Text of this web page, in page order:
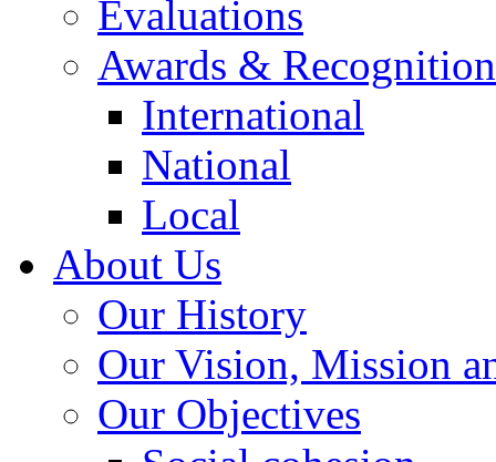
Evaluations
Awards &
International
National
Local
About Us
Our History
Our Vision, Mission
Our Objectives